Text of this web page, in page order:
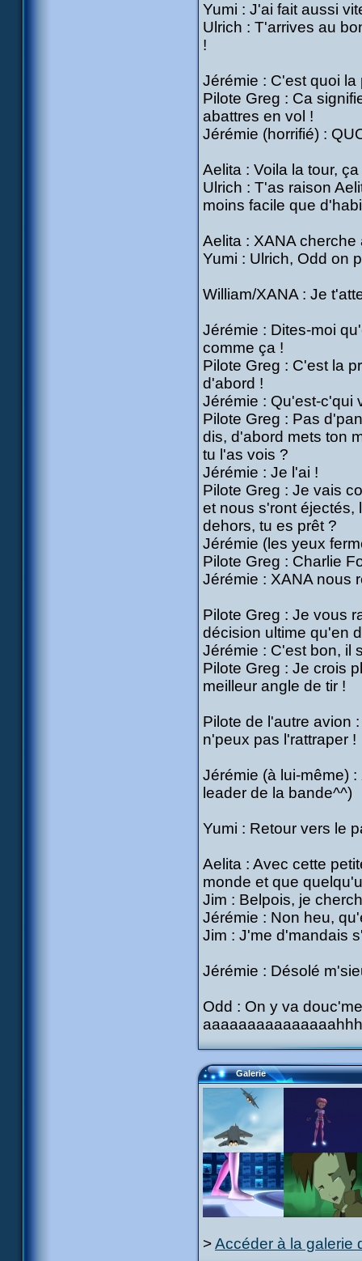
Yumi : J'ai fait aussi
Ulrich : T'arrives au
!
Jérémie : C'est quoi
Pilote Greg : Ca
abattres en vol !
Jérémie (horrifié) :
Aelita : Voila la tour,
Ulrich : T'as raison
moins facile que
Aelita : XANA cherche
Yumi : Ulrich, Odd on
William/XANA : Je
Jérémie : Dites-moi
comme ça !
Pilote Greg : C'est la
d'abord !
Jérémie : Qu'est-c'qui
Pilote Greg : Pas
dis, d'abord mets ton
tu l'as vois ?
Jérémie : Je l'ai !
Pilote Greg : Je vais
et nous s'ront éjectés,
dehors, tu es prêt ?
Jérémie (les yeux
Pilote Greg : Charlie
Jérémie : XANA nous
Pilote Greg : Je vous
décision ultime qu'en
Jérémie : C'est bon, il
Pilote Greg : Je crois
meilleur angle de tir !
Pilote de l'autre avion
n'peux pas l'rattraper !
Jérémie (à lui-même)
leader de la bande^^)
Yumi : Retour vers le
Aelita : Avec cette
monde et que
Jim : Belpois, je
Jérémie : Non heu,
Jim : J'me d'mandais
Jérémie : Désolé
Odd : On y va
Galerie
>Accéder à la galerie